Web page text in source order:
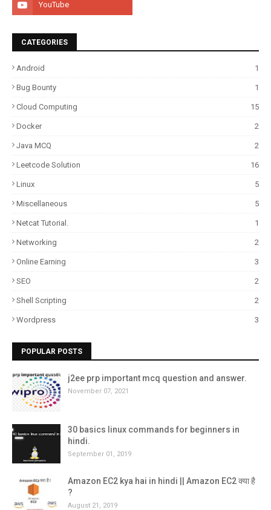
CATEGORIES
Android 1
Bug Bounty 1
Cloud Computing 15
Docker 2
Java MCQ 2
Leetcode Solution 16
Linux 5
Miscellaneous 5
Netcat Tutorial. 1
Networking 2
Online Earning 3
SEO 2
Shell Scripting 2
Wordpress 3
POPULAR POSTS
j2ee prp important mcq question and answer.
November 07, 2021
30 basics linux commands for beginners in
hindi.
September 01, 2019
Amazon EC2 kya hai in hindi || Amazon EC2 क्या है
?
August 21, 2019